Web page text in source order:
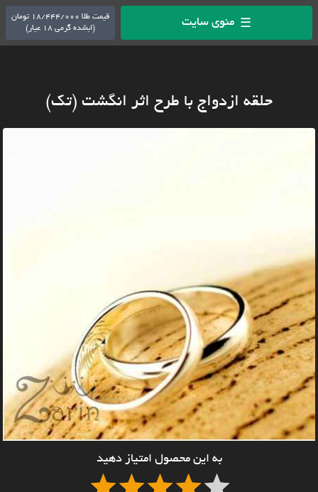
☰ منوی سایت
قیمت طلا 18/444/000 تومان
(ابشده گرمی 18 عیار)
حلقه ازدواج با طرح اثر انگشت (تک)
به این محصول امتیاز دهید